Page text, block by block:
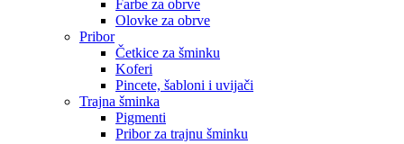
Farbe za obrve
Olovke za obrve
Pribor
Četkice za šminku
Koferi
Pincete, šabloni i uvijači
Trajna šminka
Pigmenti
Pribor za trajnu šminku